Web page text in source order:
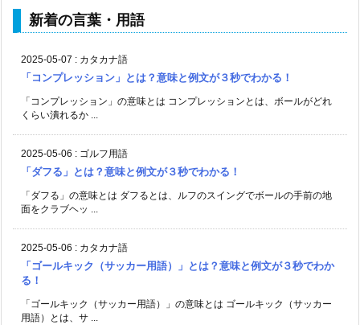
新着の言葉・用語
2025-05-07 : カタカナ語
「コンプレッション」とは？意味と例文が３秒でわかる！
「コンプレッション」の意味とは コンプレッションとは、ボールがどれ
くらい潰れるか ...
2025-05-06 : ゴルフ用語
「ダフる」とは？意味と例文が３秒でわかる！
「ダフる」の意味とは ダフるとは、ルフのスイングでボールの手前の地
面をクラブヘッ ...
2025-05-06 : カタカナ語
「ゴールキック（サッカー用語）」とは？意味と例文が３秒でわか
る！
「ゴールキック（サッカー用語）」の意味とは ゴールキック（サッカー
用語）とは、サ ...